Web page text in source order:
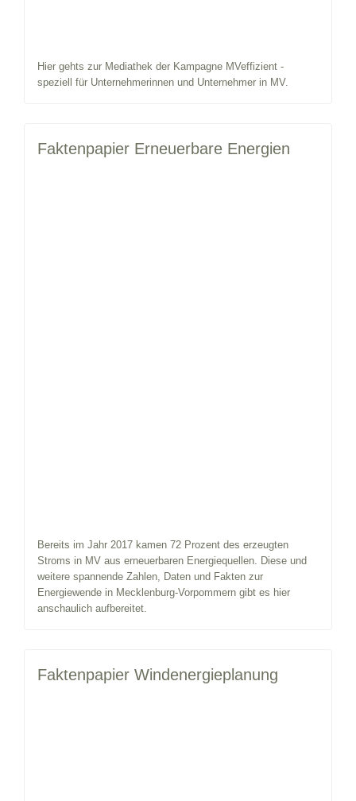
Hier gehts zur Mediathek der Kampagne MVeffizient -
speziell für Unternehmerinnen und Unternehmer in MV.
Faktenpapier Erneuerbare Energien
Bereits im Jahr 2017 kamen 72 Prozent des erzeugten
Stroms in MV aus erneuerbaren Energiequellen. Diese und
weitere spannende Zahlen, Daten und Fakten zur
Energiewende in Mecklenburg-Vorpommern gibt es hier
anschaulich aufbereitet.
Faktenpapier Windenergieplanung